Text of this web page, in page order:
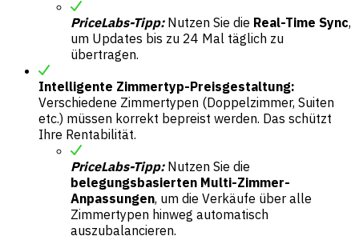
PriceLabs-Tipp: Nutzen Sie die Real-Time Sync,
um Updates bis zu 24 Mal täglich zu
übertragen.
Intelligente Zimmertyp-Preisgestaltung:
Verschiedene Zimmertypen (Doppelzimmer, Suiten
etc.) müssen korrekt bepreist werden. Das schützt
Ihre Rentabilität.
PriceLabs-Tipp:Nutzen Sie die
belegungsbasierten Multi-Zimmer-
Anpassungen, um die Verkäufe über alle
Zimmertypen hinweg automatisch
auszubalancieren.